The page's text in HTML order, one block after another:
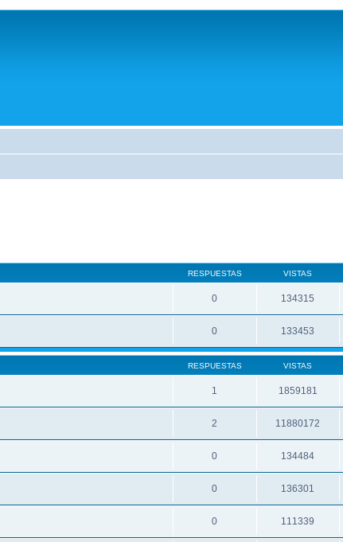
RESPUESTAS VISTAS
0 134315
0 133453
RESPUESTAS VISTAS
1 1859181
2 11880172
0 134484
0 136301
0 111339